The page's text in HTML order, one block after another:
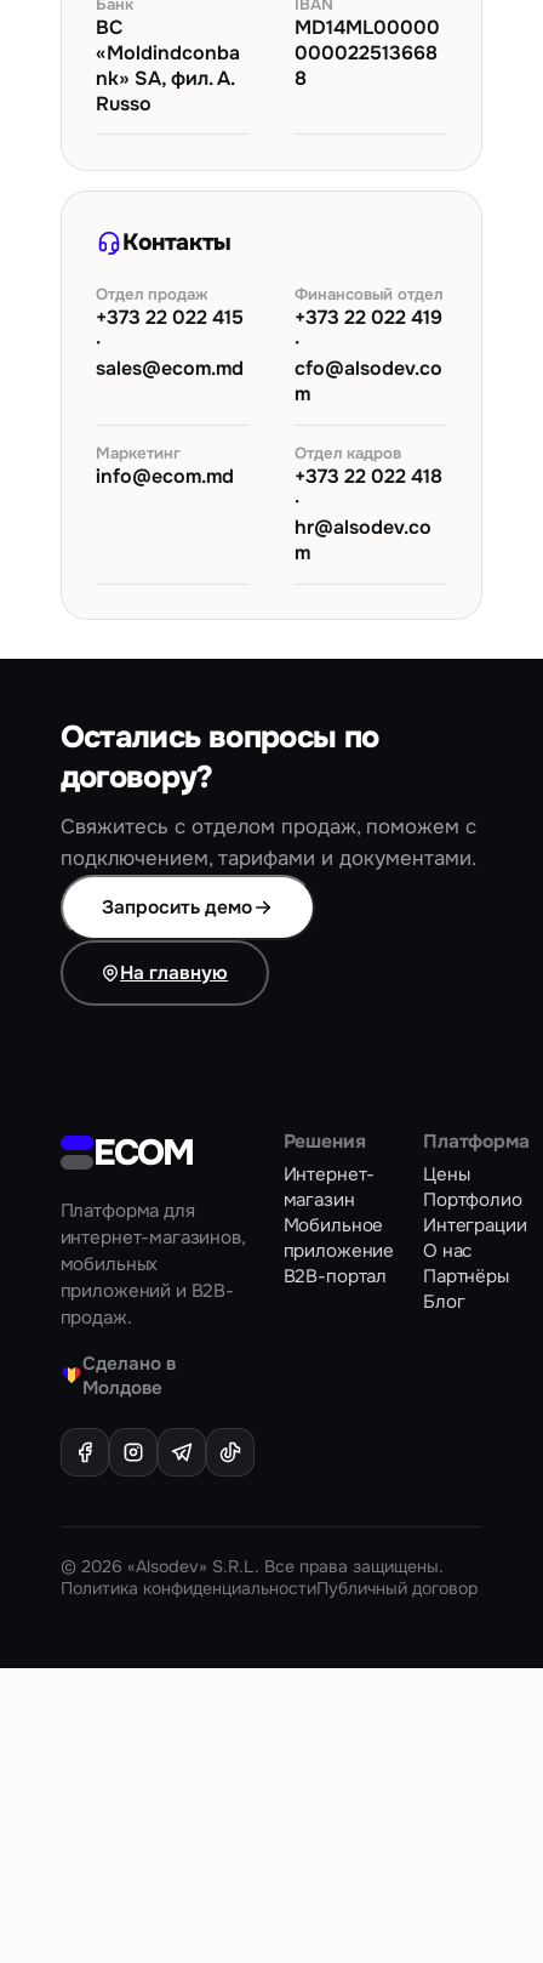
Банк
BC
«Moldindconba
nk» SA, фил. A.
Russo
IBAN
MD14ML00000
000022513668
8
Контакты
Отдел продаж
+373 22 022 415
·
sales@ecom.md
Финансовый отдел
+373 22 022 419
·
cfo@alsodev.co
m
Маркетинг
info@ecom.md
Отдел кадров
+373 22 022 418
·
hr@alsodev.co
m
Остались вопросы по
договору?
Свяжитесь с отделом продаж, поможем с
подключением, тарифами и документами.
Запросить демо
На главную
ECOM
Платформа для
интернет-магазинов,
мобильных
приложений и B2B-
продаж.
♥Сделано в
Молдове
Решения
Интернет-
магазин
Мобильное
приложение
B2B-портал
Платформа
Цены
Портфолио
Интеграции
О нас
Партнёры
Блог
© 2026 «Alsodev» S.R.L. Все права защищены.
Политика конфиденциальностиПубличный договор